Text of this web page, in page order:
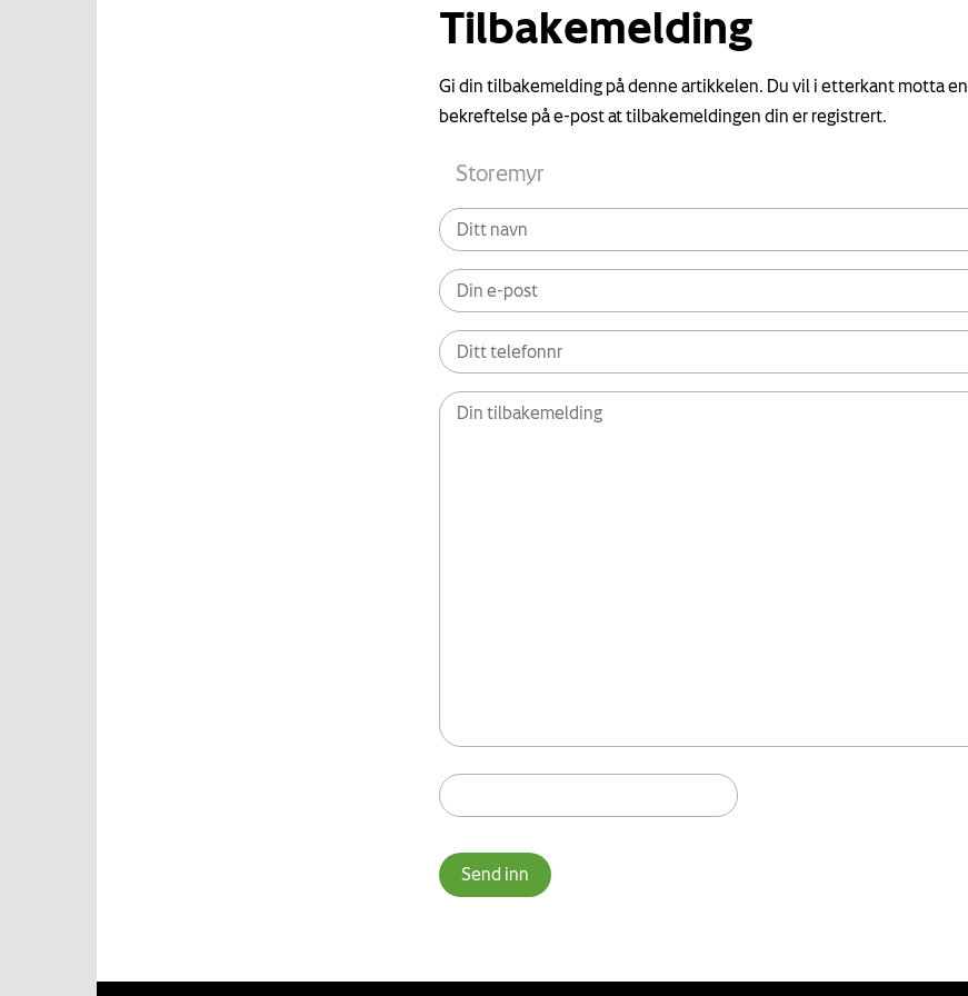
Tilbakemelding
Gi din tilbakemelding på denne artikkelen. Du vil i etterkant motta en
bekreftelse på e-post at tilbakemeldingen din er registrert.